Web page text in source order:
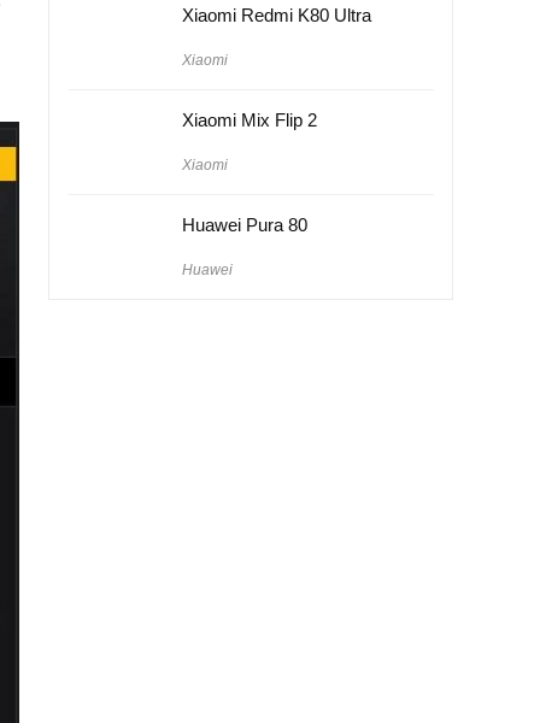
Xiaomi Redmi K80 Ultra
Xiaomi
Xiaomi Mix Flip 2
Xiaomi
Huawei Pura 80
Huawei